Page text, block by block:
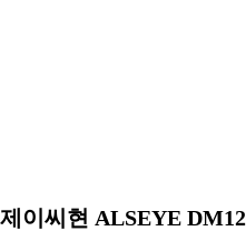
제이씨현 ALSEYE